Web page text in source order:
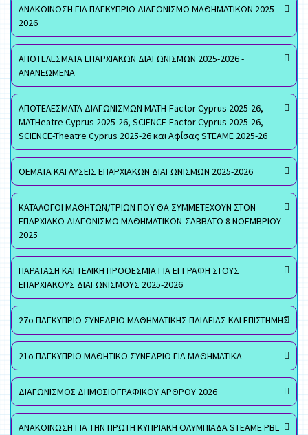
ΑΝΑΚΟΙΝΩΣΗ ΓΙΑ ΠΑΓΚΥΠΡΙΟ ΔΙΑΓΩΝΙΣΜΟ ΜΑΘΗΜΑΤΙΚΩΝ 2025-
2026
ΑΠΟΤΕΛΕΣΜΑΤΑ ΕΠΑΡΧΙΑΚΩΝ ΔΙΑΓΩΝΙΣΜΩΝ 2025-2026 -
ΑΝΑΝΕΩΜΕΝΑ
ΑΠΟΤΕΛΕΣΜΑΤΑ ΔΙΑΓΩΝΙΣΜΩΝ MATH-Factor Cyprus 2025-26,
MATHeatre Cyprus 2025-26, SCIENCE-Factor Cyprus 2025-26,
SCIENCE-Theatre Cyprus 2025-26 και Αφίσας STEAME 2025-26
ΘΕΜΑΤΑ ΚΑΙ ΛΥΣΕΙΣ ΕΠΑΡΧΙΑΚΩΝ ΔΙΑΓΩΝΙΣΜΩΝ 2025-2026
ΚΑΤΑΛΟΓΟΙ ΜΑΘΗΤΩΝ/ΤΡΙΩΝ ΠΟΥ ΘΑ ΣΥΜΜΕΤΕΧΟΥΝ ΣΤΟΝ
ΕΠΑΡΧΙΑΚΟ ΔΙΑΓΩΝΙΣΜΟ ΜΑΘΗΜΑΤΙΚΩΝ-ΣΑΒΒΑΤΟ 8 ΝΟΕΜΒΡΙΟΥ
2025
ΠΑΡΑΤΑΣΗ ΚΑΙ ΤΕΛΙΚΗ ΠΡΟΘΕΣΜΙΑ ΓΙΑ ΕΓΓΡΑΦΗ ΣΤΟΥΣ
ΕΠΑΡΧΙΑΚΟΥΣ ΔΙΑΓΩΝΙΣΜΟΥΣ 2025-2026
27ο ΠΑΓΚΥΠΡΙΟ ΣΥΝΕΔΡΙΟ ΜΑΘΗΜΑΤΙΚΗΣ ΠΑΙΔΕΙΑΣ ΚΑΙ ΕΠΙΣΤΗΜΗΣ
21ο ΠΑΓΚΥΠΡΙΟ ΜΑΘΗΤΙΚΟ ΣΥΝΕΔΡΙΟ ΓΙΑ ΜΑΘΗΜΑΤΙΚΑ
ΔΙΑΓΩΝΙΣΜΟΣ ΔΗΜΟΣΙΟΓΡΑΦΙΚΟΥ ΑΡΘΡΟΥ 2026
ΑΝΑΚΟΙΝΩΣΗ ΓΙΑ ΤΗΝ ΠΡΩΤΗ ΚΥΠΡΙΑΚΗ ΟΛΥΜΠΙΑΔΑ STEAME PBL